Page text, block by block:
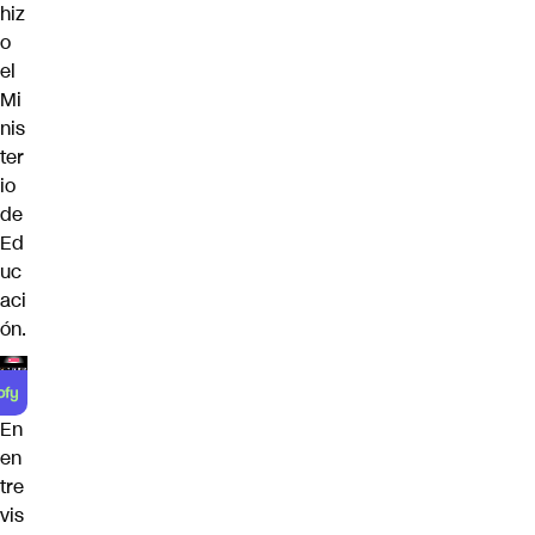
hiz
o
el
Mi
nis
ter
io
de
Ed
uc
aci
ón.
En
en
tre
vis